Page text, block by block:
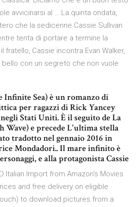
avvicinarsi al … La quinta ondata,
che la sedicenne Cassie Sullivan
tenta di portare a termine la
fratello, Cassie incontra Evan Walker,
con un segreto che non vuole
Sea) è un romanzo di
per ragazzi di Rick Yancey
Stati Uniti. È il seguito de La
Wave) e precede L'ultima stella
tradotto nel gennaio 2016 in
Mondadori.. Il mare infinito è
e alla protagonista Cassie
Italian Import from Amazon's Movies
and free delivery on eligible
to download pictures from a